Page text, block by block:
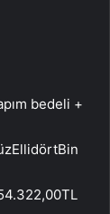
bedeli +